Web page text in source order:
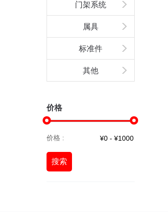
门架系统
属具
标准件
其他
价格
价格 :
搜索